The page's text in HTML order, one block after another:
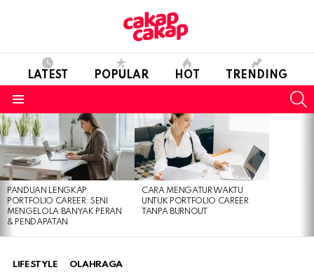
LATEST POPULAR HOT TRENDING
LATEST
STORIES
PANDUAN LENGKAP
PORTFOLIO CAREER: SENI
MENGELOLA BANYAK PERAN
& PENDAPATAN
CARA MENGATUR WAKTU
UNTUK PORTFOLIO CAREER
TANPA BURNOUT
LIFESTYLE OLAHRAGA